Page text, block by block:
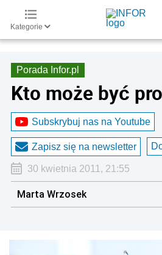
Kategorie
Porada Infor.pl
Kto może być
Subskrybuj nas na Youtube
Zapisz się na newsletter
30 kwietnia 2011, 21:55
Marta Wrzosek